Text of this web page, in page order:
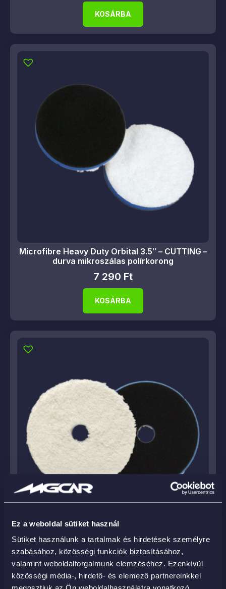
Ez a weboldal sütiket használ
Sütiket használunk a tartalmak és hirdetések személyre
szabásához, közösségi funkciók biztosításához,
valamint weboldalforgalmunk elemzéséhez. Ezenkívül
közösségi média-, hirdető- és elemező partnereinkkel
KOSÁRBA
Microfibre Heavy Duty Orbital 3.5″ – CUTTING –
durva mikroszálas polírkorong
7 290 Ft
KOSÁRBA
Microfibre Heavy Duty Orbital 5.5″ – CUTTING –
durva mikroszálas polírkorong
9 890Ft
KOSÁRBA